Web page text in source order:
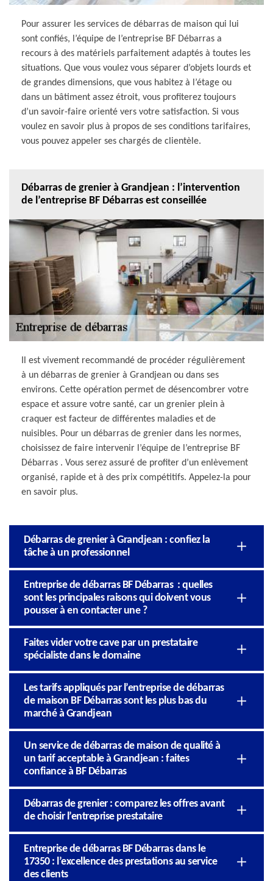
Pour assurer les services de débarras de maison qui lui
sont confiés, l’équipe de l’entreprise BF Débarras a
recours à des matériels parfaitement adaptés à toutes les
situations. Que vous voulez vous séparer d’objets lourds et
de grandes dimensions, que vous habitez à l’étage ou
dans un bâtiment assez étroit, vous profiterez toujours
d’un savoir-faire orienté vers votre satisfaction. Si vous
voulez en savoir plus à propos de ses conditions tarifaires,
vous pouvez appeler ses chargés de clientèle.
Débarras de grenier à Grandjean : l’intervention
de l’entreprise BF Débarras est conseillée
Il est vivement recommandé de procéder régulièrement
à un débarras de grenier à Grandjean ou dans ses
environs. Cette opération permet de désencombrer votre
espace et assure votre santé, car un grenier plein à
craquer est facteur de différentes maladies et de
nuisibles. Pour un débarras de grenier dans les normes,
choisissez de faire intervenir l’équipe de l’entreprise BF
Débarras . Vous serez assuré de profiter d’un enlèvement
organisé, rapide et à des prix compétitifs. Appelez-la pour
en savoir plus.
Débarras de grenier à Grandjean : confiez la
tâche à un professionnel
Entreprise de débarras BF Débarras : quelles
sont les principales raisons qui doivent vous
pousser à en contacter une ?
Faites vider votre cave par un prestataire
spécialiste dans le domaine
Les tarifs appliqués par l’entreprise de débarras
de maison BF Débarras sont les plus bas du
marché à Grandjean
Un service de débarras de maison de qualité à
un tarif acceptable à Grandjean : faites
confiance à BF Débarras
Débarras de grenier : comparez les offres avant
de choisir l’entreprise prestataire
Entreprise de débarras BF Débarras dans le
17350 : l’excellence des prestations au service
des clients